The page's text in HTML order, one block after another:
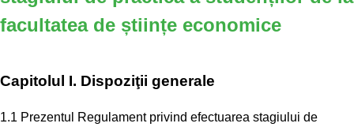
facultatea de științe economice
Capitolul I. Dispoziţii generale
1.1 Prezentul Regulament privind efectuarea stagiului de